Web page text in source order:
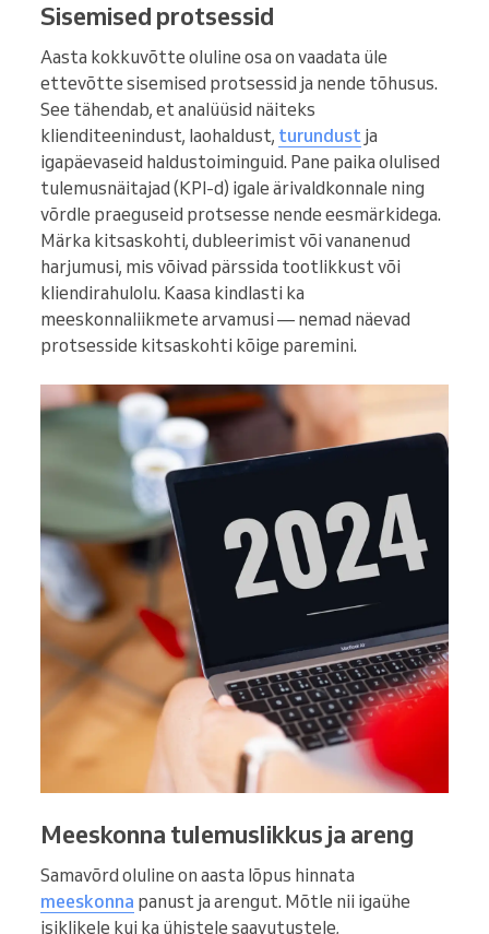
Sisemised protsessid
Aasta kokkuvõtte oluline osa on vaadata üle
ettevõtte sisemised protsessid ja nende tõhusus.
See tähendab, et analüüsid näiteks
klienditeenindust, laohaldust, turundust ja
igapäevaseid haldustoiminguid. Pane paika olulised
tulemusnäitajad (KPI-d) igale ärivaldkonnale ning
võrdle praeguseid protsesse nende eesmärkidega.
Märka kitsaskohti, dubleerimist või vananenud
harjumusi, mis võivad pärssida tootlikkust või
kliendirahulolu. Kaasa kindlasti ka
meeskonnaliikmete arvamusi — nemad näevad
protsesside kitsaskohti kõige paremini.
Meeskonna tulemuslikkus ja areng
Samavõrd oluline on aasta lõpus hinnata
meeskonna panust ja arengut. Mõtle nii igaühe
isiklikele kui ka ühistele saavutustele,